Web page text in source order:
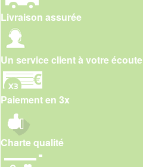
Livraison assurée
Un service client à votre écoute
Paiement en 3x
Charte qualité